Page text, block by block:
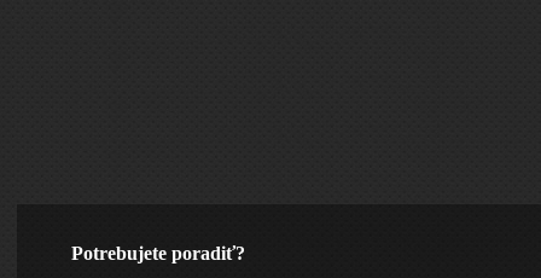
Potrebujete poradiť?